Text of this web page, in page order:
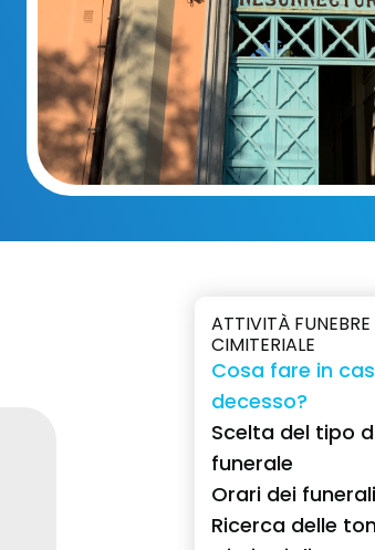
ATTIVITÀ FUNEBRE
CIMITERIALE
Cosa fare in
decesso?
Scelta del tipo
funerale
Orari dei funerali
Ricerca delle